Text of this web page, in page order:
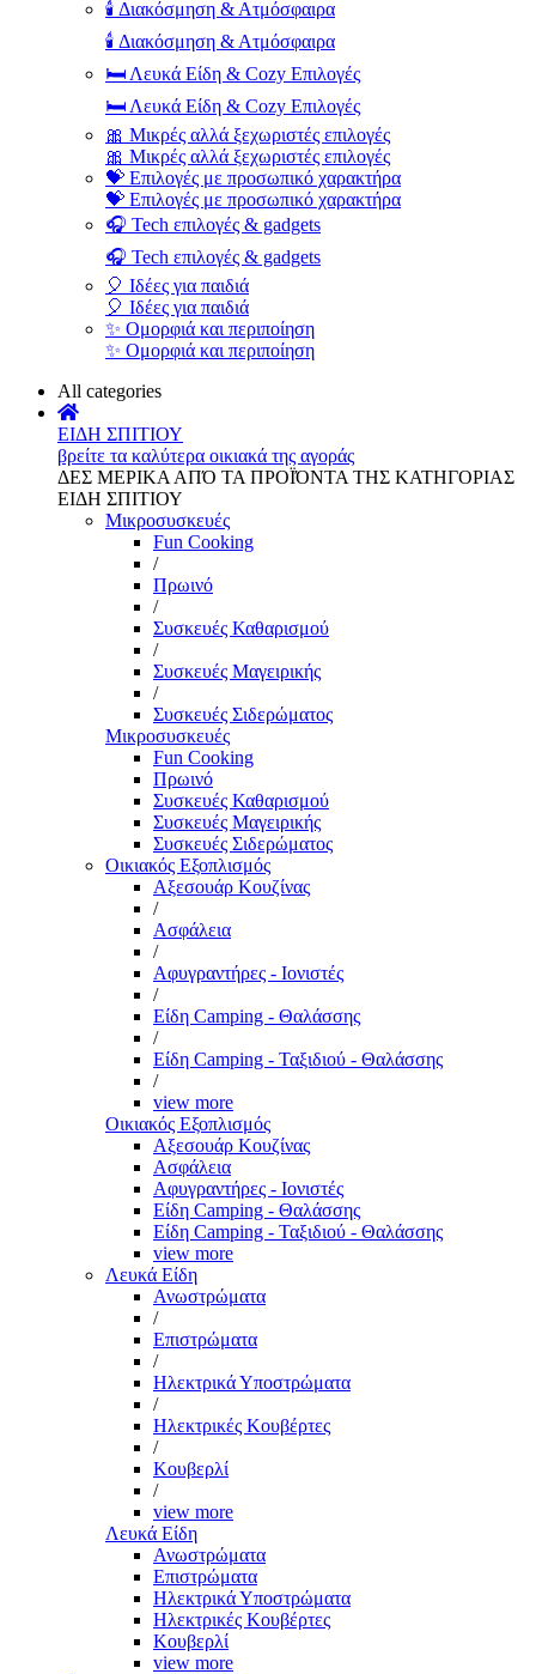
🕯️ Διακόσμηση & Ατμόσφαιρα
🕯️ Διακόσμηση & Ατμόσφαιρα
🛏️ Λευκά Είδη & Cozy Επιλογές
🛏️ Λευκά Είδη & Cozy Επιλογές
🎀 Μικρές αλλά ξεχωριστές επιλογές
🎀 Μικρές αλλά ξεχωριστές επιλογές
💝 Επιλογές με προσωπικό χαρακτήρα
💝 Επιλογές με προσωπικό χαρακτήρα
🎧 Tech επιλογές & gadgets
🎧 Tech επιλογές & gadgets
🎈 Ιδέες για παιδιά
🎈 Ιδέες για παιδιά
✨ Ομορφιά και περιποίηση
✨ Ομορφιά και περιποίηση
All categories
ΕΙΔΗ ΣΠΙΤΙΟΥ
βρείτε τα καλύτερα οικιακά της αγοράς
ΔΕΣ ΜΕΡΙΚΑ ΑΠΌ ΤΑ ΠΡΟΪΌΝΤΑ ΤΗΣ ΚΑΤΗΓΟΡΙΑΣ
ΕΙΔΗ ΣΠΙΤΙΟΥ
Μικροσυσκευές
Fun Cooking
/
Πρωινό
/
Συσκευές Καθαρισμού
/
Συσκευές Μαγειρικής
/
Συσκευές Σιδερώματος
Μικροσυσκευές
Fun Cooking
Πρωινό
Συσκευές Καθαρισμού
Συσκευές Μαγειρικής
Συσκευές Σιδερώματος
Οικιακός Εξοπλισμός
Αξεσουάρ Κουζίνας
/
Ασφάλεια
/
Αφυγραντήρες - Ιονιστές
/
Είδη Camping - Θαλάσσης
/
Είδη Camping - Ταξιδιού - Θαλάσσης
/
view more
Οικιακός Εξοπλισμός
Αξεσουάρ Κουζίνας
Ασφάλεια
Αφυγραντήρες - Ιονιστές
Είδη Camping - Θαλάσσης
Είδη Camping - Ταξιδιού - Θαλάσσης
view more
Λευκά Είδη
Ανωστρώματα
/
Επιστρώματα
/
Ηλεκτρικά Υποστρώματα
/
Ηλεκτρικές Κουβέρτες
/
Κουβερλί
/
view more
Λευκά Είδη
Ανωστρώματα
Επιστρώματα
Ηλεκτρικά Υποστρώματα
Ηλεκτρικές Κουβέρτες
Κουβερλί
view more